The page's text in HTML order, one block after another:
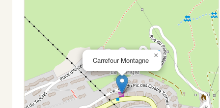
Carrefour Montagne
×